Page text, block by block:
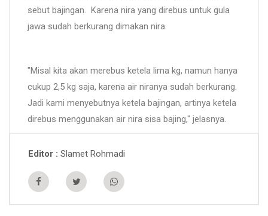
sebut bajingan. Karena nira yang direbus untuk gula
jawa sudah berkurang dimakan nira.
"Misal kita akan merebus ketela lima kg, namun hanya
cukup 2,5 kg saja, karena air niranya sudah berkurang.
Jadi kami menyebutnya ketela bajingan, artinya ketela
direbus menggunakan air nira sisa bajing," jelasnya.
Editor Slamet Rohmadi